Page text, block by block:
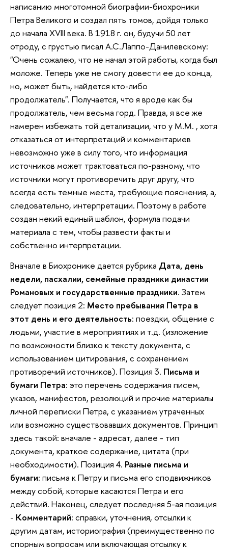
написанию многотомной биографии-биохроники
Петра Великого и создал пять томов, дойдя только
до начала XVIII века. В 1918 г. он, будучи 50 лет
отроду, с грустью писал А.С.Лаппо-Данилевскому:
"Очень сожалею, что не начал этой работы, когда был
моложе. Теперь уже не смогу довести ее до конца,
но, может быть, найдется кто-либо
продолжатель". Получается, что я вроде как бы
продолжатель, чем весьма горд. Правда, я все же
намерен избежать той детализации, что у М.М. , хотя
отказаться от интерпретаций и комментариев
невозможно уже в силу того, что информация
источников может трактоваться по-разному, что
источники могут противоречить друг другу, что
всегда есть темные места, требующие пояснения, а,
следовательно, интерпретации. Поэтому в работе
создан некий единый шаблон, формула подачи
материала с тем, чтобы развести факты и
собственно интерпретации.
Вначале в Биохронике дается рубрика Дата, день
недели, пасхалии, семейные праздники династии
Романовых и государственные праздники. Затем
следует позиция 2: Место пребывания Петра в
этот день и его деятельность: поездки, общение с
людьми, участие в мероприятиях и т.д. (изложение
по возможности близко к тексту документа, с
использованием цитирования, с сохранением
противоречий источников). Позиция 3. Письма и
бумаги Петра: это перечень содержания писем,
указов, манифестов, резолюций и прочие материалы
личной переписки Петра, с указанием утраченных
или возможно существовавших документов. Принцип
здесь такой: вначале - адресат, далее - тип
документа, краткое содержание, цитата (при
необходимости). Позиция 4. Разные письма и
бумаги: письма к Петру и письма его сподвижников
между собой, которые касаются Петра и его
действий. Наконец, следует последняя 5-ая позиция
- Комментарий: справки, уточнения, отсылки к
другим датам, историография (преимущественно по
спорным вопросам или включающая отсылку к